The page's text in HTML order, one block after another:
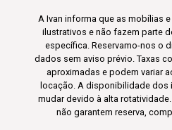
A Ivan informa que as mobílias
ilustrativos e não fazem parte
específica. Reservamo-nos o
dados sem aviso prévio. Taxas
aproximadas e podem variar
locação. A disponibilidade
mudar devido à alta
não garantem reserva,